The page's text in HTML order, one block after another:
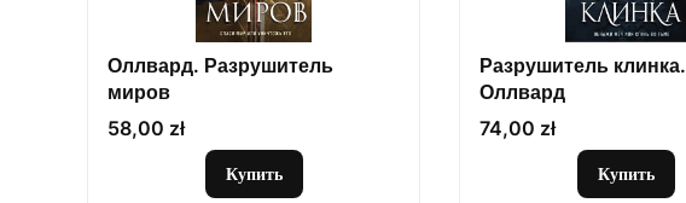
Оллвард. Разрушитель
миров
Цена
58,00 zł
Купить
Разрушитель клинка.
Оллвард
Цена
74,00 zł
Купить